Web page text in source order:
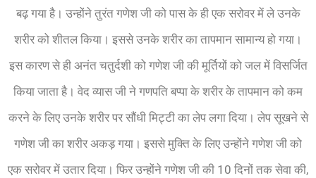
बढ़ गया है। उन्होंने तुरंत गणेश जी को पास के ही एक सरोवर में ले उनके
शरीर को शीतल किया। इससे उनके शरीर का तापमान सामान्य हो गया।
इस कारण से ही अनंत चतुर्दशी को गणेश जी की मूर्तियों को जल में विसर्जित
किया जाता है। वेद व्यास जी ने गणपति बप्पा के शरीर के तापमान को कम
करने के लिए उनके शरीर पर सौंधी मिट्टी का लेप लगा दिया। लेप सूखने से
गणेश जी का शरीर अकड़ गया। इससे मुक्ति के लिए उन्होंने गणेश जी को
एक सरोवर में उतार दिया। फिर उन्होंने गणेश जी की 10 दिनों तक सेवा की,